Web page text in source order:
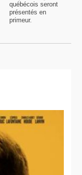
québécois seront
présentés en
primeur.